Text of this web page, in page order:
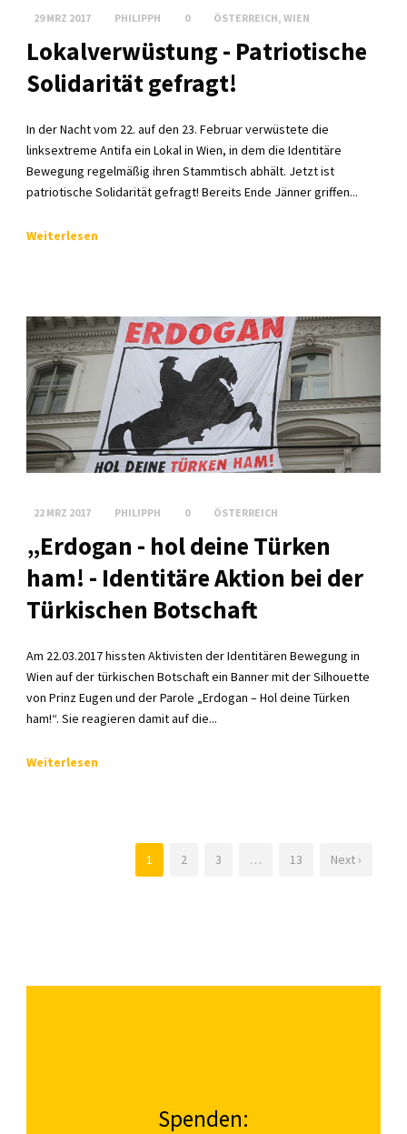
29 MRZ 2017 PHILIPPH 0 ÖSTERREICH, WIEN
Lokalverwüstung - Patriotische
Solidarität gefragt!
In der Nacht vom 22. auf den 23. Februar verwüstete die
linksextreme Antifa ein Lokal in Wien, in dem die Identitäre
Bewegung regelmäßig ihren Stammtisch abhält. Jetzt ist
patriotische Solidarität gefragt! Bereits Ende Jänner griffen...
Weiterlesen
22 MRZ 2017 PHILIPPH 0 ÖSTERREICH
„Erdogan - hol deine Türken
ham! - Identitäre Aktion bei der
Türkischen Botschaft
Am 22.03.2017 hissten Aktivisten der Identitären Bewegung in
Wien auf der türkischen Botschaft ein Banner mit der Silhouette
von Prinz Eugen und der Parole „Erdogan – Hol deine Türken
ham!“. Sie reagieren damit auf die...
Weiterlesen
1 2 3 … 13 Next ›
Spenden: